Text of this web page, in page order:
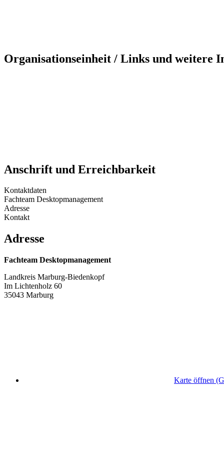
Organisationseinheit / Links und weitere
Anschrift und Erreichbarkeit
Kontaktdaten
Fachteam Desktopmanagement
Adresse
Kontakt
Adresse
Fachteam Desktopmanagement
Landkreis Marburg-Biedenkopf
Im Lichtenholz 60
35043 Marburg
Karte öffnen